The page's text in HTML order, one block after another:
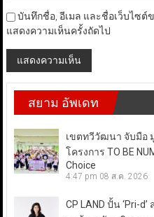
บันทึกชื่อ, อีเมล และชื่อเว็บไซต์
แสดงความเห็นครั้งถัดไป
สยาม อัพเดท
เขตทวีวัฒนา จับมือ
โครงการ TO BE
Choice
4:47 pm 08 ส.ค. 2026
CP LAND ปั้น ‘Pri-